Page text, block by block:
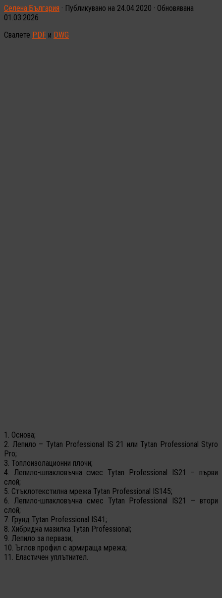
Селена България · Публикувано на 24.04.2020 · Обновявана
01.03.2026
Свалете PDF и DWG
1. Основа;
2. Лепило – Tytan Professional IS 21 или Tytan Professional Styro
Pro;
3. Топлоизолационни плочи;
4. Лепило-шпакловъчна смес Tytan Professional IS21 – първи
слой;
5. Стъклотекстилна мрежа Tytan Professional IS145;
6. Лепило-шпакловъчна смес Tytan Professional IS21 – втори
слой;
7. Грунд Tytan Professional IS41;
8. Хибридна мазилка Tytan Professional;
9. Лепило за первази;
10. Ъглов профил с армираща мрежа;
11. Еластичен уплътнител.